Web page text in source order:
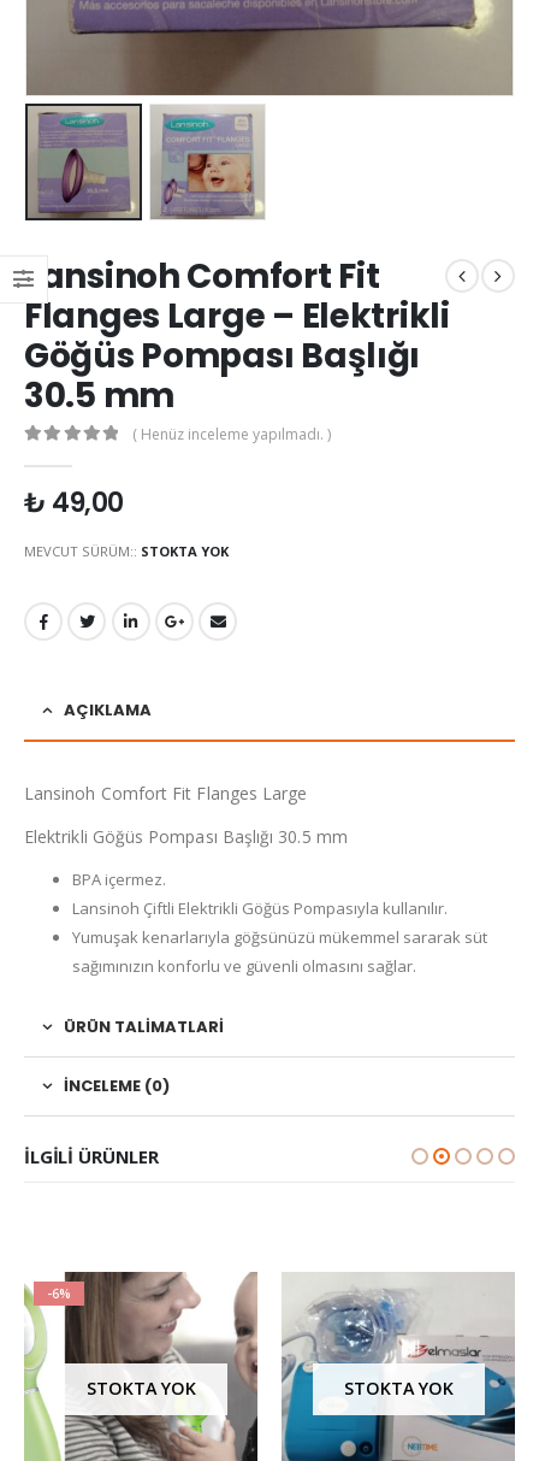
Lansinoh Comfort Fit
Flanges Large – Elektrikli
Göğüs Pompası Başlığı
30.5 mm
( Henüz inceleme yapılmadı. )
₺ 49,00
MEVCUT SÜRÜM:: STOKTA YOK
AÇIKLAMA
Lansinoh Comfort Fit Flanges Large
Elektrikli Göğüs Pompası Başlığı 30.5 mm
BPA içermez.
Lansinoh Çiftli Elektrikli Göğüs Pompasıyla kullanılır.
Yumuşak kenarlarıyla göğsünüzü mükemmel sararak süt
sağımınızın konforlu ve güvenli olmasını sağlar.
ÜRÜN TALIMATLARI
İNCELEME (0)
ILGILI ÜRÜNLER
-6%
STOKTA YOK STOKTA YOK